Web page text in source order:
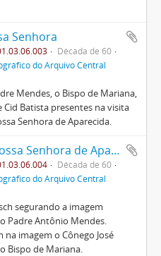
Senhora
Década de 60
do Arquivo Central
Mendes, o Bispo de Mariana,
Cid Batista presentes na visita
Senhora de Aparecida.
Imagem de Nossa Senhora de Aparecida
Década de 60
do Arquivo Central
segurando a imagem
Padre Antônio Mendes.
na imagem o Cônego José
Bispo de Mariana.